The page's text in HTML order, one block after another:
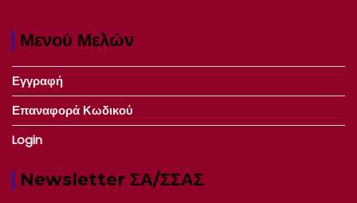
Μενού Μελών
Εγγραφή
Επαναφορά Κωδικού
Login
Newsletter ΣΑ/ΣΣΑΣ